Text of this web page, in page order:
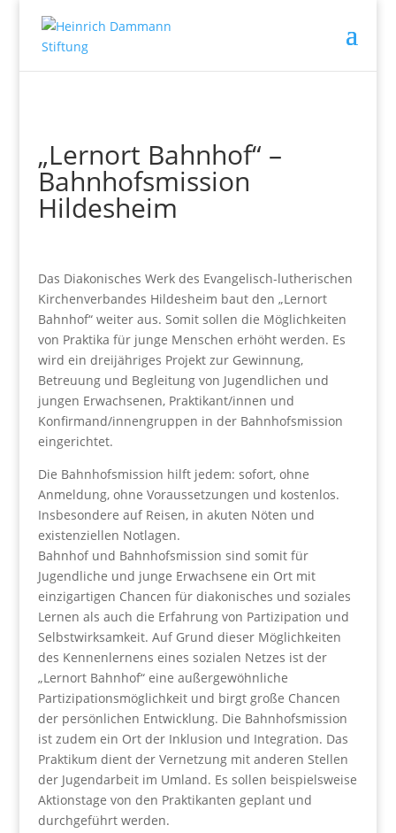
„Lernort Bahnhof“ –
Bahnhofsmission
Hildesheim
Das Diakonisches Werk des Evangelisch-lutherischen
Kirchenverbandes Hildesheim baut den „Lernort
Bahnhof“ weiter aus. Somit sollen die Möglichkeiten
von Praktika für junge Menschen erhöht werden. Es
wird ein dreijähriges Projekt zur Gewinnung,
Betreuung und Begleitung von Jugendlichen und
jungen Erwachsenen, Praktikant/innen und
Konfirmand/innengruppen in der Bahnhofsmission
eingerichtet.
Die Bahnhofsmission hilft jedem: sofort, ohne
Anmeldung, ohne Voraussetzungen und kostenlos.
Insbesondere auf Reisen, in akuten Nöten und
existenziellen Notlagen.
Bahnhof und Bahnhofsmission sind somit für
Jugendliche und junge Erwachsene ein Ort mit
einzigartigen Chancen für diakonisches und soziales
Lernen als auch die Erfahrung von Partizipation und
Selbstwirksamkeit. Auf Grund dieser Möglichkeiten
des Kennenlernens eines sozialen Netzes ist der
„Lernort Bahnhof“ eine außergewöhnliche
Partizipationsmöglichkeit und birgt große Chancen
der persönlichen Entwicklung. Die Bahnhofsmission
ist zudem ein Ort der Inklusion und Integration. Das
Praktikum dient der Vernetzung mit anderen Stellen
der Jugendarbeit im Umland. Es sollen beispielsweise
Aktionstage von den Praktikanten geplant und
durchgeführt werden.